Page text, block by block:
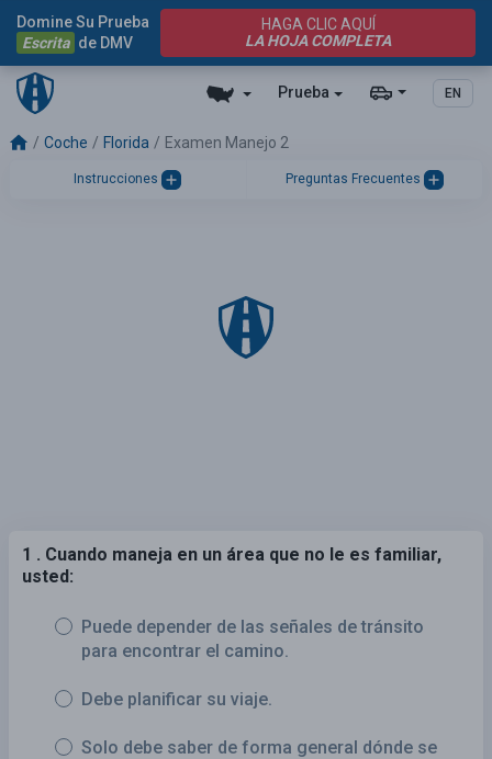
Prueba EN
Domine Su Prueba
Escrita de DMV
HAGA CLIC AQUÍ
LA HOJA COMPLETA
Coche Florida Examen Manejo 2
Instrucciones Preguntas Frecuentes
1 . Cuando maneja en un área que no le es familiar,
usted:
Puede depender de las señales de tránsito
para encontrar el camino.
Debe planificar su viaje.
Solo debe saber de forma general dónde se